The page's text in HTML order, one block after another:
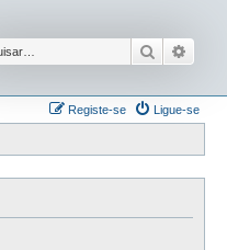
Pesquisar
Ligue-se
Registe-se